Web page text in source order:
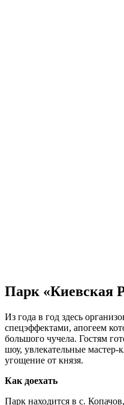
Парк «Киевская
Из года в год здесь
спецэффектами, апогеем
большого чучела. Гостям
шоу, увлекательные мастер-
угощение от князя.
Как доехать
Парк находится в с.